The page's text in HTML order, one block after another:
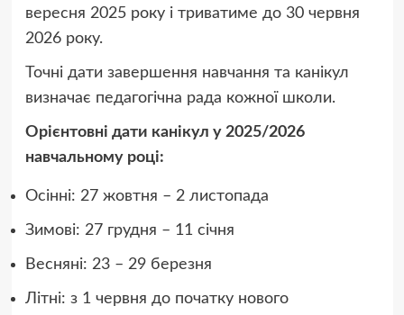
вересня 2025 року і триватиме до 30 червня
2026 року.
Точні дати завершення навчання та канікул
визначає педагогічна рада кожної школи.
Орієнтовні дати канікул у 2025/2026
навчальному році:
Осінні: 27 жовтня – 2 листопада
Зимові: 27 грудня – 11 січня
Весняні: 23 – 29 березня
Літні: з 1 червня до початку нового